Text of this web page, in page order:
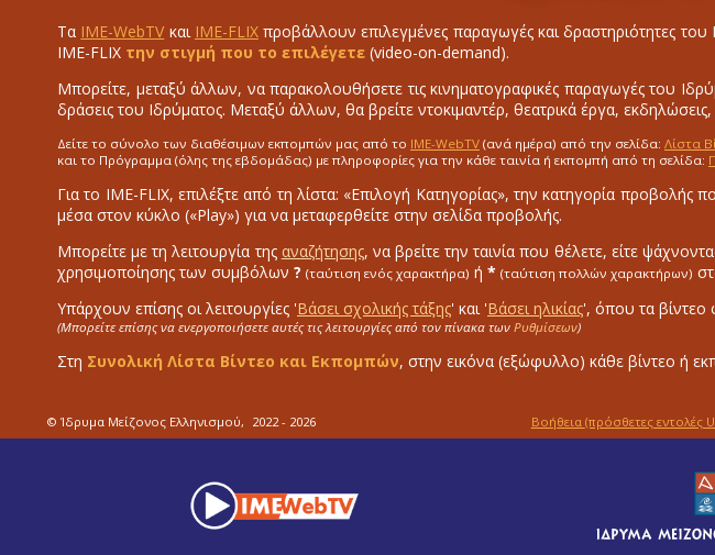
Τα IME-WebTV και IME-FLIXπροβάλλουν επιλεγμένες παραγωγές και δραστηριότητες
IME-FLIX την στιγμή που το επιλέγετε (video-on-demand).
Μπορείτε, μεταξύ άλλων, να παρακολουθήσετε τις κινηματογραφικές παραγωγές του
δράσεις του Ιδρύματος. Μεταξύ άλλων, θα βρείτε ντοκιμαντέρ, θεατρικά έργα,
Δείτε το σύνολο των διαθέσιμων εκπομπών μας από το IME-WebTV (ανά ημέρα) από την σελίδα: Λίστα
και το Πρόγραμμα (όλης της εβδομάδας) με πληροφορίες για την κάθε ταινία ή εκπομπή από τη σελίδα:
Για το IME-FLIX, επιλέξτε από τη λίστα: «Επιλογή Κατηγορίας», την κατηγορία προβολής
μέσα στον κύκλο («Play») για να μεταφερθείτε στην σελίδα προβολής.
Μπορείτε με τη λειτουργία της αναζήτησης, να βρείτε την ταινία που θέλετε, είτε
χρησιμοποίησης των συμβόλων ? (ταύτιση ενός χαρακτήρα) ή * (ταύτιση πολλών χαρακτήρων)
Υπάρχουν επίσης οι λειτουργίες 'Βάσει σχολικής τάξης' και 'Βάσει ηλικίας', όπου τα βίντεο
(Μπορείτε επίσης να ενεργοποιήσετε αυτές τις λειτουργίες από τον πίνακα των Ρυθμίσεων)
Στη Συνολική Λίστα Βίντεο και Εκπομπών, στην εικόνα (εξώφυλλο) κάθε βίντεο ή
© Ίδρυμα Μείζονος Ελληνισμού, 2022 - 2026 Βοήθεια (πρόσθετες εντολές